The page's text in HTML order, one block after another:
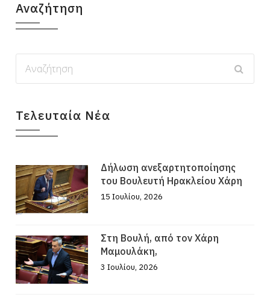
Αναζήτηση
Τελευταία Νέα
Δήλωση ανεξαρτητοποίησης
του Βουλευτή Ηρακλείου Χάρη
15 Ιουλίου, 2026
Στη Βουλή, από τον Χάρη
Μαμουλάκη,
3 Ιουλίου, 2026